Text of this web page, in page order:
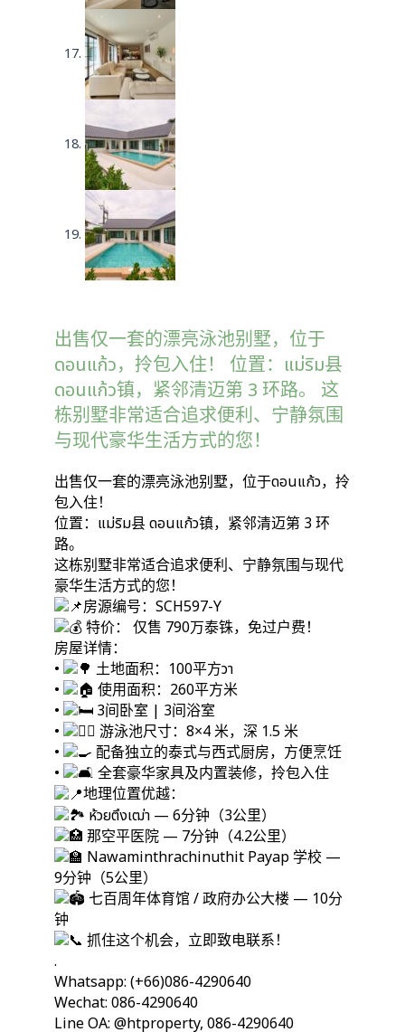
出售仅一套的漂亮泳池别墅，位于
ดอนแก้ว，拎包入住！ 位置：แม่ริม县
ดอนแก้ว镇，紧邻清迈第 3 环路。 这
栋别墅非常适合追求便利、宁静氛围
与现代豪华生活方式的您！
出售仅一套的漂亮泳池别墅，位于ดอนแก้ว，拎
包入住！
位置：แม่ริม县 ดอนแก้ว镇，紧邻清迈第 3 环
路。
这栋别墅非常适合追求便利、宁静氛围与现代
豪华生活方式的您！
房源编号：SCH597-Y
特价： 仅售 790万泰铢，免过户费！
房屋详情：
•
土地面积：100平方วา
•
使用面积：260平方米
•
3间卧室 | 3间浴室
•
游泳池尺寸：8×4 米，深 1.5 米
•
配备独立的泰式与西式厨房，方便烹饪
•
全套豪华家具及内置装修，拎包入住
地理位置优越：
ห้วยตึงเฒ่า — 6分钟（3公里）
那空平医院 — 7分钟（4.2公里）
Nawaminthrachinuthit Payap 学校 —
9分钟（5公里）
七百周年体育馆 / 政府办公大楼 — 10分
钟
抓住这个机会，立即致电联系！
.
Whatsapp: (+66)086-4290640
Wechat: 086-4290640
Line OA: @htproperty, 086-4290640